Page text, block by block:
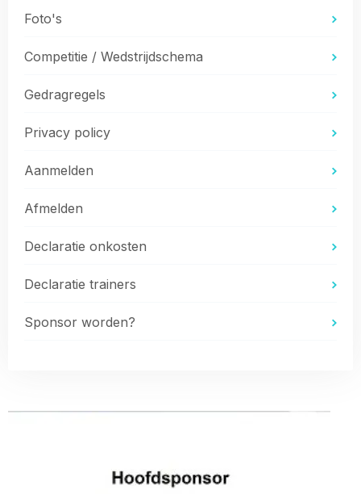
Foto's
Competitie / Wedstrijdschema
Gedragregels
Privacy policy
Aanmelden
Afmelden
Declaratie onkosten
Declaratie trainers
Sponsor worden?